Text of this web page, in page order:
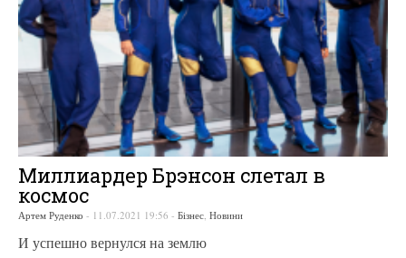
Миллиардер Брэнсон слетал в
космос
Артем Руденко - 11.07.2021 19:56 - Бізнес, Новини
И успешно вернулся на землю